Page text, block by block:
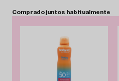
Comprado juntos habitualmente